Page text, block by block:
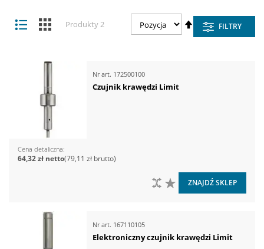
Zobacz
jako
Lista KafelkiProdukty2
Ustaw
kierunek
malejący
FILTRY
Nr art. 172500100
Czujnik krawędzi Limit
Cena detaliczna
79,11 zł
64,32 zł
DO LISTY ŻYCZEŃ
DO PORÓWNANIA
ZNAJDŹ SKLEP
Nr art. 167110105
Elektroniczny czujnik krawędzi Limit